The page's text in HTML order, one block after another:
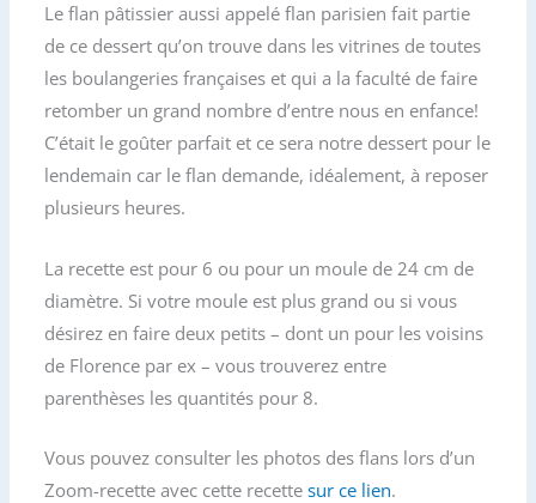
c
e
b
k
i
t
t
a
i
l
r
t
a
g
r
Le flan pâtissier aussi appelé flan parisien fait partie
de ce dessert qu’on trouve dans les vitrines de toutes
les boulangeries françaises et qui a la faculté de faire
retomber un grand nombre d’entre nous en enfance!
C’était le goûter parfait et ce sera notre dessert pour le
lendemain car le flan demande, idéalement, à reposer
plusieurs heures.
La recette est pour 6 ou pour un moule de 24 cm de
diamètre. Si votre moule est plus grand ou si vous
désirez en faire deux petits – dont un pour les voisins
de Florence par ex – vous trouverez entre
parenthèses les quantités pour 8.
Vous pouvez consulter les photos des flans lors d’un
Zoom-recette avec cette recettesur ce lien.